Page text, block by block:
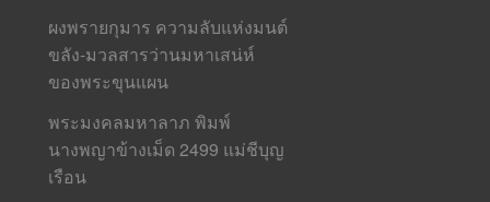
ผงพรายกุมาร ความลับแห่งมนต์
ขลัง-มวลสารว่านมหาเสน่ห์
ของพระขุนแผน
พระมงคลมหาลาภ พิมพ์
นางพญาข้างเม็ด 2499 แม่ชีบุญ
เรือน